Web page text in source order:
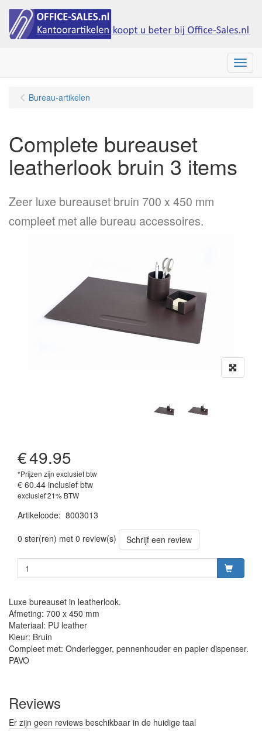
Menu
Bureau-artikelen
Complete bureauset
leatherlook bruin 3 items
Zeer luxe bureauset bruin 700 x 450 mm
compleet met alle bureau accessoires.
€49.95
*Prijzen zijn exclusief btw
€ 60.44 inclusief btw
exclusief 21% BTW
Artikelcode: 8003013
0 ster(ren) met 0 review(s)
Schrijf een review
Luxe bureauset in leatherlook.
Afmeting: 700 x 450 mm
Materiaal: PU leather
Kleur: Bruin
Compleet met: Onderlegger, pennenhouder en papier dispenser.
PAVO
Reviews
Er zijn geen reviews beschikbaar in de huidige taal